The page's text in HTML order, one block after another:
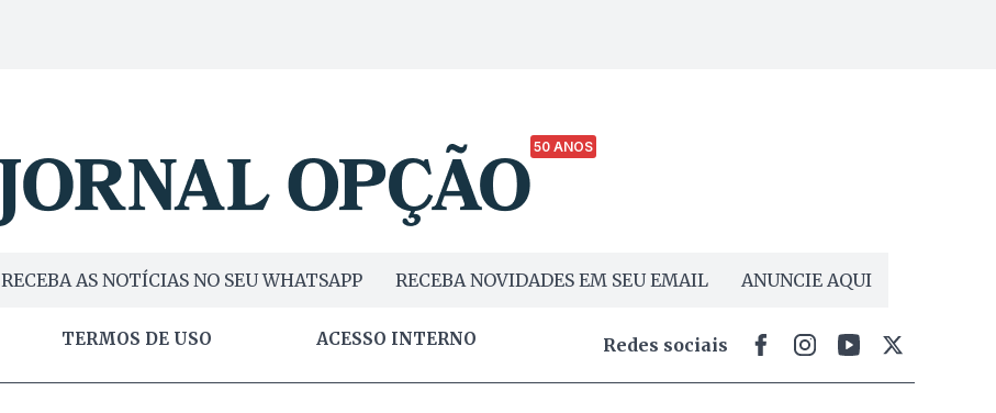
50 ANOS
RECEBA AS NOTÍCIAS NO SEU WHATSAPP RECEBA NOVIDADES EM SEU EMAIL ANUNCIE AQUI
TERMOS DE USO ACESSO INTERNO Redes sociais